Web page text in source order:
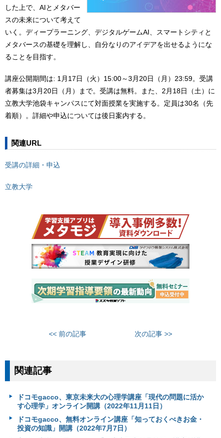
した上で、AIとメタバー
スの未来について考えて
いく。ディープラーニング、デジタルゲームAI、スマートシティと
メタバースの基礎を理解し、自分なりのアイデアを出せるようにな
ることを目指す。
講座公開期間は: 1月17日（火）15:00～3月20日（月）23:59。受講
者募集は3月20日（月）まで。受講は無料。また、2月18日（土）に
立教大学池袋キャンパスにて対面授業を実施する。定員は30名（先
着順）。詳細や申込については後日案内する。
関連URL
受講の詳細・申込
立教大学
<< 前の記事 次の記事 >>
関連記事
ドコモgacco、東京未来大の心理学講座「現代の問題に活か
す心理学」オンライン開講（2022年11月11日）
ドコモgacco、無料オンライン講座「知っておくべきお金・
投資の知識」開講（2022年7月7日）